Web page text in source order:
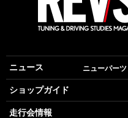
ニュース ニューパーツ
ショップガイド
走行会情報